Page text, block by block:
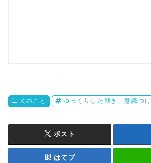
犬のこと ゆっくりした動き、意識づけ
ポスト
はてブ